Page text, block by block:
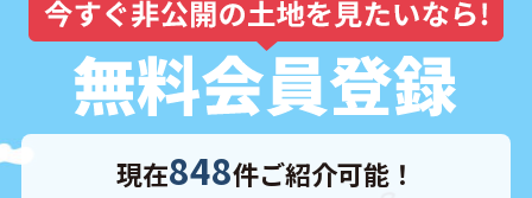
現在848件ご紹介可能！